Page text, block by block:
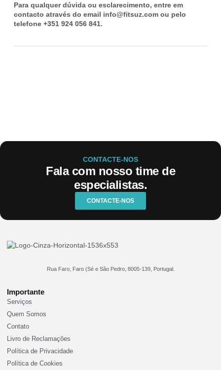
Para qualquer dúvida ou esclarecimento, entre em
contacto através do email info@fitsuz.com ou pelo
telefone +351 924 056 841.
CONTACTE-NOS
Fala com nosso time de
especialistas.
CONTACTE-NOS
Rua Faro, Faro (Sé e São Pedro, 8005-139, Portugal.
Importante
Serviços
Quem Somos
Contato
Livro de Reclamações
Política de Privacidade
Política de Cookies